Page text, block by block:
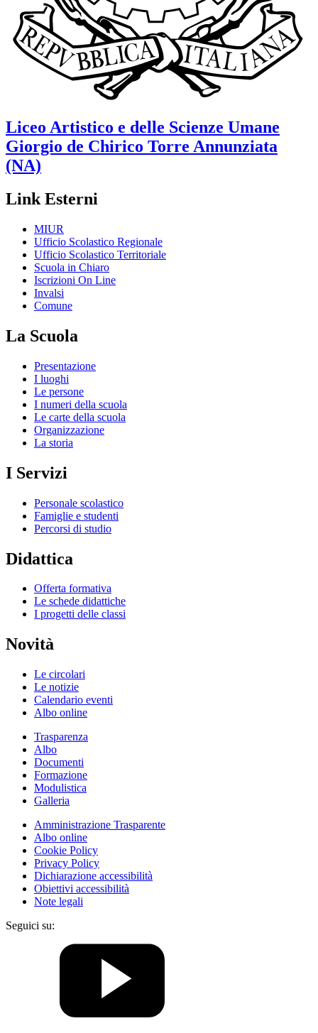
Liceo Artistico e delle Scienze Umane
Giorgio de Chirico Torre Annunziata
(NA)
Link Esterni
MIUR
Ufficio Scolastico Regionale
Ufficio Scolastico Territoriale
Scuola in Chiaro
Iscrizioni On Line
Invalsi
Comune
La Scuola
Presentazione
I luoghi
Le persone
I numeri della scuola
Le carte della scuola
Organizzazione
La storia
I Servizi
Personale scolastico
Famiglie e studenti
Percorsi di studio
Didattica
Offerta formativa
Le schede didattiche
I progetti delle classi
Novità
Le circolari
Le notizie
Calendario eventi
Albo online
Trasparenza
Albo
Documenti
Formazione
Modulistica
Galleria
Amministrazione Trasparente
Albo online
Cookie Policy
Privacy Policy
Dichiarazione accessibilità
Obiettivi accessibilità
Note legali
Seguici su: